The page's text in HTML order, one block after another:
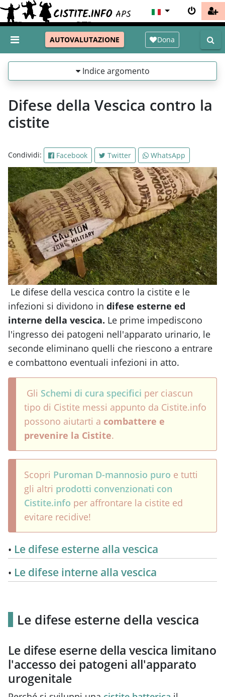
AUTOVALUTAZIONE Dona
Indice argomento
Difese della Vescica contro la
cistite
Condividi: Facebook Twitter WhatsApp
Le difese della vescica contro la cistite e le
infezioni si dividono in difese esterne ed
interne della vescica. Le prime impediscono
l'ingresso dei patogeni nell'apparato urinario, le
seconde eliminano quelli che riescono a entrare
e combattono eventuali infezioni in atto.
Gli Schemi di cura specifici per ciascun
tipo di Cistite messi appunto da Cistite.info
possono aiutarti a combattere e
prevenire la Cistite.
Scopri Puroman D-mannosio puro e tutti
gli altri prodotti convenzionati con
Cistite.info per affrontare la cistite ed
evitare recidive!
Le difese esterne alla vescica
Le difese interne alla vescica
Le difese esterne della vescica
Le difese eserne della vescica limitano
l'accesso dei patogeni all'apparato
urogenitale